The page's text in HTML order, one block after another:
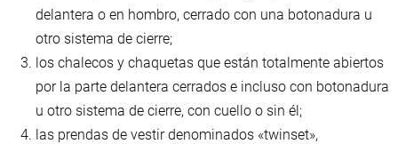
delantera o en hombro, cerrado con una botonadura u
otro sistema de cierre;
los chalecos y chaquetas que están totalmente abiertos
por la parte delantera cerrados e incluso con botonadura
u otro sistema de cierre, con cuello o sin él;
las prendas de vestir denominados «twinset»,